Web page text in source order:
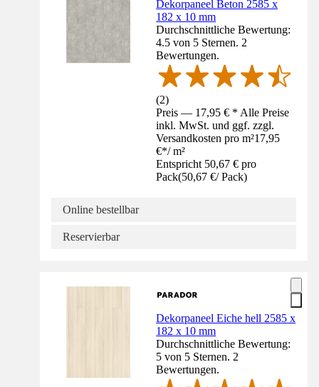
Dekorpaneel Beton 2585 x
182 x 10 mm
Durchschnittliche Bewertung:
4.5 von 5 Sternen. 2
Bewertungen.
(2)
Preis — 17,95 € * Alle Preise
inkl. MwSt. und ggf. zzgl.
Versandkosten pro m²17,95
€*/ m²
Entspricht 50,67 € pro
Pack(50,67 €/ Pack)
Online bestellbar
Reservierbar
Dekorpaneel Eiche hell 2585 x
182 x 10 mm
Durchschnittliche Bewertung:
5 von 5 Sternen. 2
Bewertungen.